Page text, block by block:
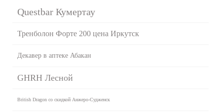
Questbar Кумертау
Тренболон Форте 200 цена Иркутск
Декавер в аптеке Абакан
GHRH Лесной
British Dragon со скидкой Анжеро-Судженск